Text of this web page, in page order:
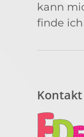
kann
finde
Kontakt